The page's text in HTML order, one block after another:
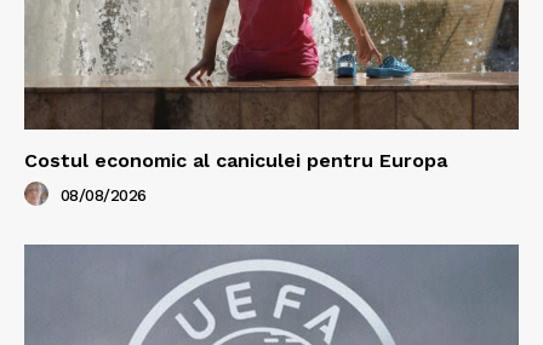
Costul economic al caniculei pentru Europa
08/08/2026